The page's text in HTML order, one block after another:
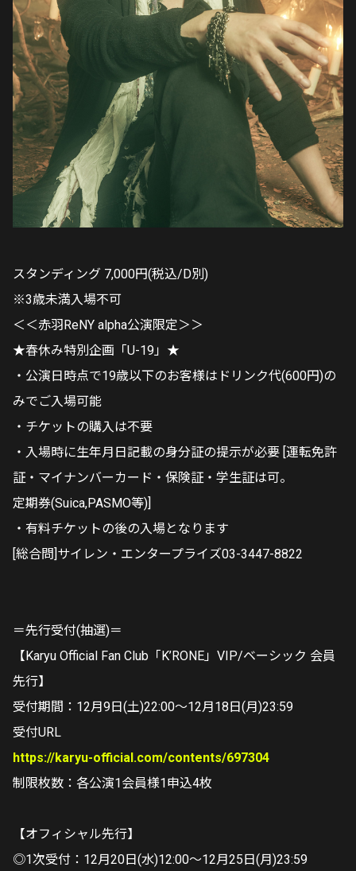
スタンディング 7,000円(税込/D別)
※3歳未満入場不可
＜＜赤羽ReNY alpha公演限定＞＞
★春休み特別企画「U-19」★
・公演日時点で19歳以下のお客様はドリンク代(600円)の
みでご入場可能
・チケットの購入は不要
・入場時に生年月日記載の身分証の提示が必要 [運転免許
証・マイナンバーカード・保険証・学生証は可。
定期券(Suica,PASMO等)]
・有料チケットの後の入場となります
[総合問]サイレン・エンタープライズ03-3447-8822
＝先行受付(抽選)＝
【Karyu Official Fan Club「K’RONE」VIP/ベーシック 会員
先行】
受付期間：12月9日(土)22:00～12月18日(月)23:59
受付URL
https://karyu-official.com/contents/697304
制限枚数：各公演1会員様1申込4枚
【オフィシャル先行】
◎1次受付：12月20日(水)12:00～12月25日(月)23:59